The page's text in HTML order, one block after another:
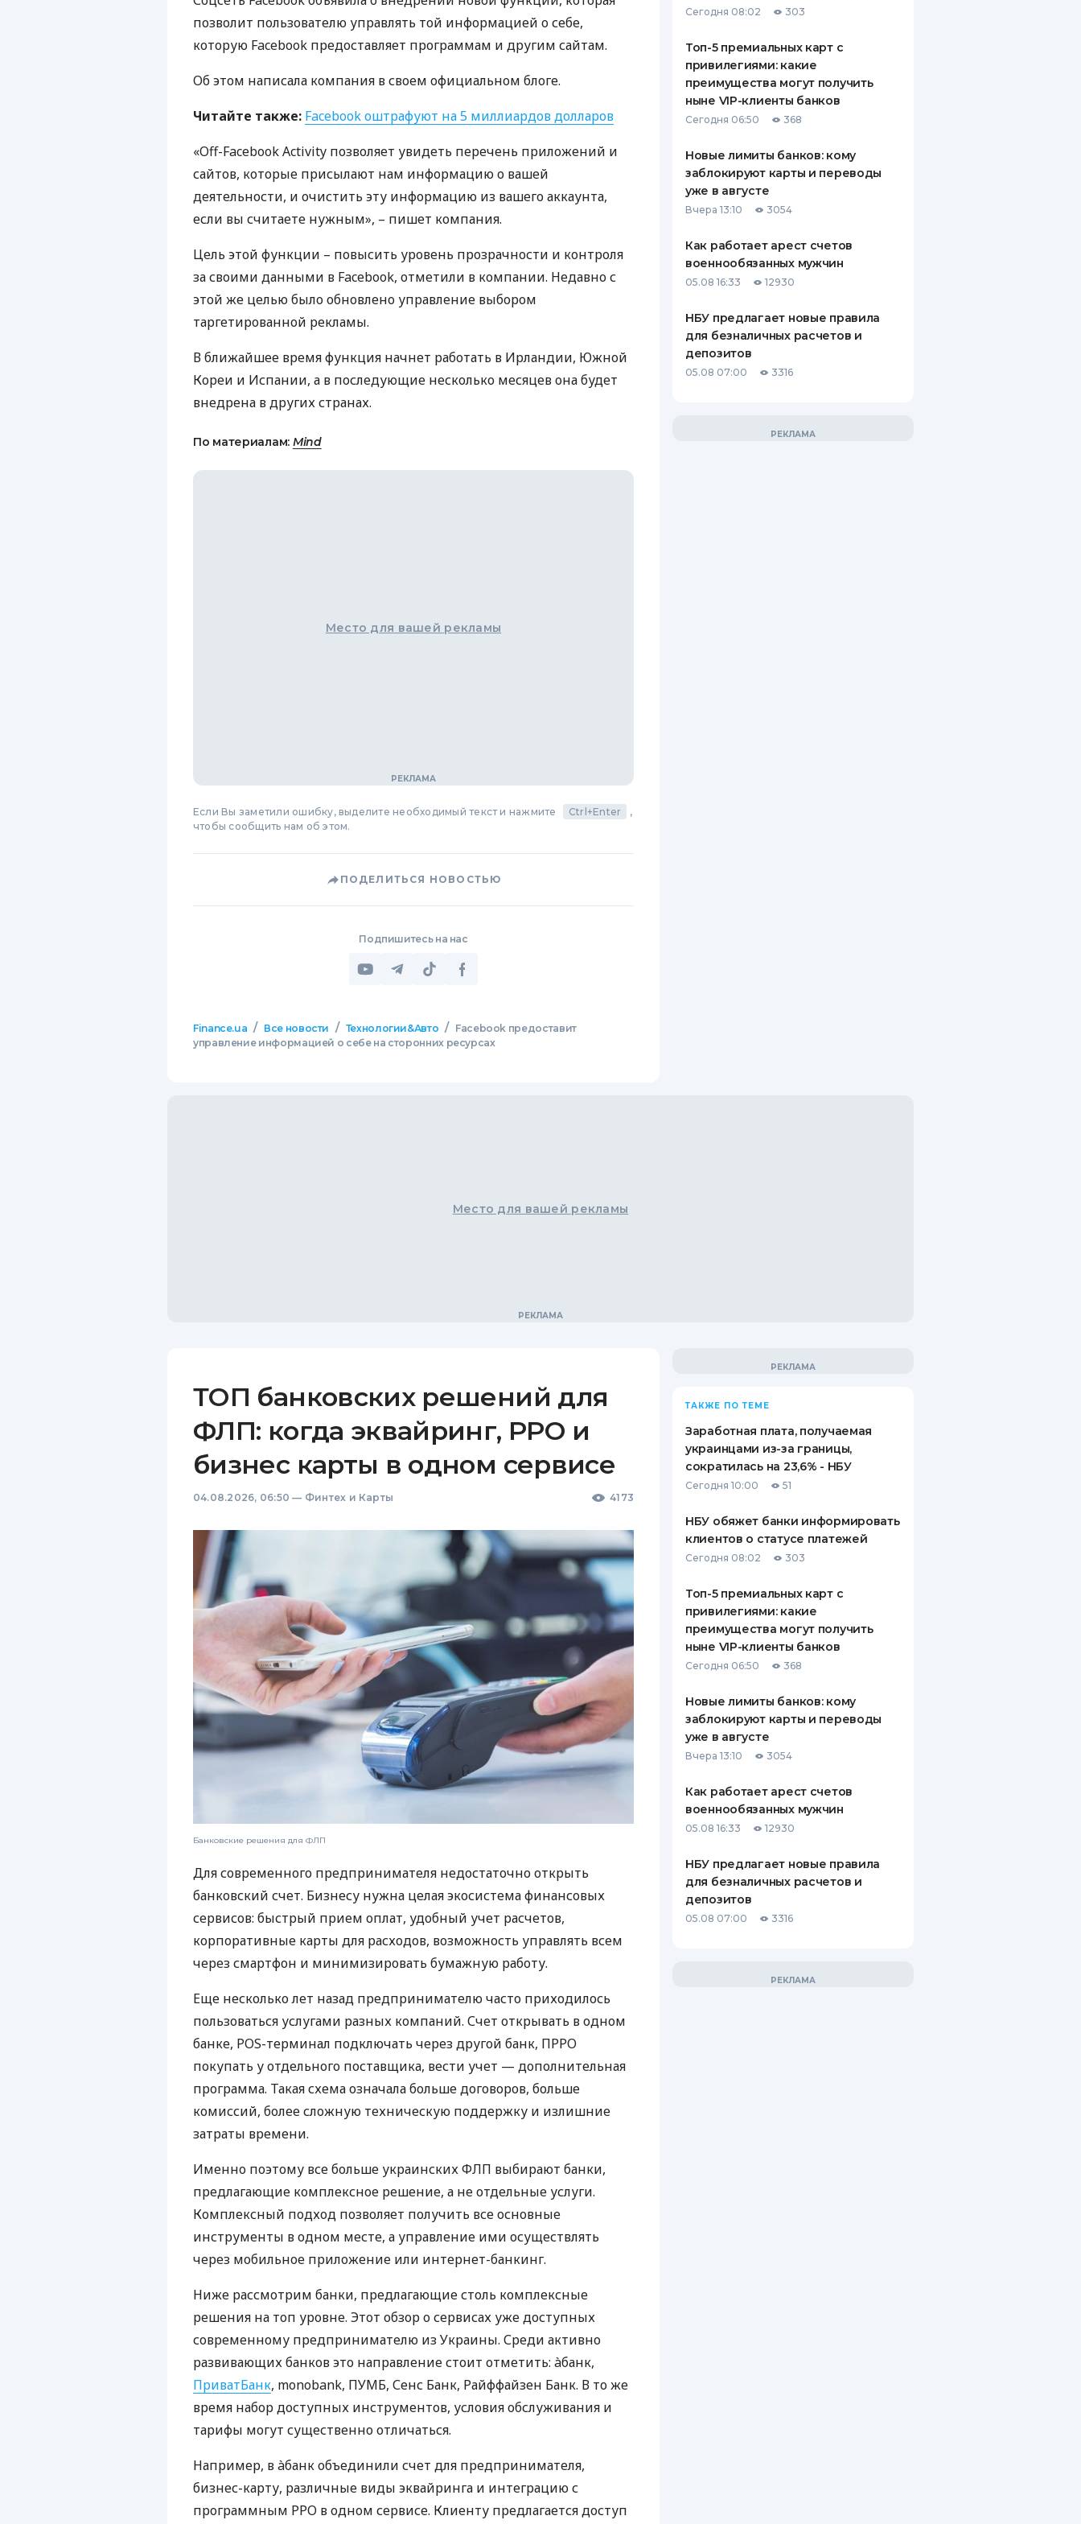
ЕЖЕМЕСЯЧНЫЙ ОБЗОР
КЕШБЭКА
БАНКОВСКИМ КАРТАМ
ВСЕ СТРАХОВЫЕ ПОЛИСЫ
СТРАХОВЫЕ КОМПАНИИ
КОМПАНИЯХ
КОНТАКТЫ
позволит пользователю управлять той информацией о себе,
которую Facebook предоставляет программам и другим сайтам.
Об этом написала компания в своем официальном блоге.
Читайте также: Facebook оштрафуют на 5 миллиардов долларов
«Off-Facebook Activity позволяет увидеть перечень приложений и
сайтов, которые присылают нам информацию о вашей
деятельности, и очистить эту информацию из вашего аккаунта,
если вы считаете нужным», – пишет компания.
Цель этой функции – повысить уровень прозрачности и контроля
за своими данными в Facebook, отметили в компании. Недавно с
этой же целью было обновлено управление выбором
таргетированной рекламы.
В ближайшее время функция начнет работать в Ирландии, Южной
Кореи и Испании, а в последующие несколько месяцев она будет
внедрена в других странах.
По материалам: Mind
Место для вашей рекламы
Если Вы заметили ошибку, выделите необходимый текст и нажмите Ctrl+Enter
,
чтобы сообщить нам об этом.
ПОДЕЛИТЬСЯ НОВОСТЬЮ
Подпишитесь на нас
Finance.ua / Все новости / Технологии&Авто /
Facebook предоставит
управление информацией о себе на сторонних ресурсах
Сегодня 08:02 303
Топ-5 премиальных карт с
привилегиями: какие
преимущества могут получить
ныне VIP-клиенты банков
Сегодня 06:50 368
Новые лимиты банков: кому
заблокируют карты и переводы
уже в августе
Вчера 13:10 3054
Как работает арест счетов
военнообязанных мужчин
05.08 16:33 12930
НБУ предлагает новые правила
для безналичных расчетов и
депозитов
05.08 07:00 3316
Место для вашей рекламы
ТОП банковских решений для
ФЛП: когда эквайринг, РРО и
бизнес карты в одном сервисе
04.08.2026, 06:50 — Финтех и Карты 4173
Банковские решения для ФЛП
Для современного предпринимателя недостаточно открыть
банковский счет. Бизнесу нужна целая экосистема финансовых
сервисов: быстрый прием оплат, удобный учет расчетов,
корпоративные карты для расходов, возможность управлять всем
через смартфон и минимизировать бумажную работу.
Еще несколько лет назад предпринимателю часто приходилось
пользоваться услугами разных компаний. Счет открывать в одном
банке, POS-терминал подключать через другой банк, ПРРО
покупать у отдельного поставщика, вести учет — дополнительная
программа. Такая схема означала больше договоров, больше
комиссий, более сложную техническую поддержку и излишние
затраты времени.
Именно поэтому все больше украинских ФЛП выбирают банки,
предлагающие комплексное решение, а не отдельные услуги.
Комплексный подход позволяет получить все основные
инструменты в одном месте, а управление ими осуществлять
через мобильное приложение или интернет-банкинг.
Ниже рассмотрим банки, предлагающие столь комплексные
решения на топ уровне. Этот обзор о сервисах уже доступных
современному предпринимателю из Украины. Среди активно
развивающих банков это направление стоит отметить: àбанк,
ПриватБанк, monobank, ПУМБ, Сенс Банк, Райффайзен Банк. В то же
время набор доступных инструментов, условия обслуживания и
тарифы могут существенно отличаться.
Например, в àбанк объединили счет для предпринимателя,
бизнес-карту, различные виды эквайринга и интеграцию с
программным РРО в одном сервисе. Клиенту предлагается доступ
ТАКЖЕ ПО ТЕМЕ
Заработная плата, получаемая
украинцами из-за границы,
сократилась на 23,6% - НБУ
Сегодня 10:00 51
НБУ обяжет банки информировать
клиентов о статусе платежей
Сегодня 08:02 303
Топ-5 премиальных карт с
привилегиями: какие
преимущества могут получить
ныне VIP-клиенты банков
Сегодня 06:50 368
Новые лимиты банков: кому
заблокируют карты и переводы
уже в августе
Вчера 13:10 3054
Как работает арест счетов
военнообязанных мужчин
05.08 16:33 12930
НБУ предлагает новые правила
для безналичных расчетов и
депозитов
05.08 07:00 3316